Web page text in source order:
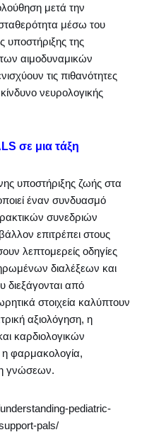
μετά την
μέσω του
υποστήριξης της
αιμοδυναμικών
τις πιθανότητες
νευρολογικής
σε μια τάξη
υποστήριξης ζωής στα
έναν συνδυασμό
συνεδριών
επιτρέπει στους
λεπτομερείς οδηγίες
διαλέξεων και
διεξάγονται από
στοιχεία καλύπτουν
αξιολόγηση, η
καρδιολογικών
η φαρμακολογία,
γνώσεων.
pediatric-
pals/